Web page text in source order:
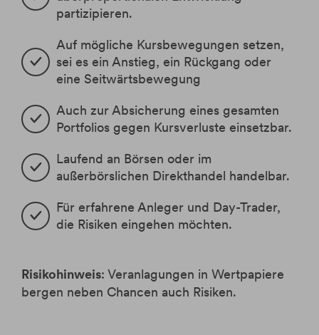
Änderung Rateneinzugskonto
Hebelprodukte
Börsenhandel
Direkthandel
Investmentrechner
Wertpapier Blog
Steuerinformationen
eBanking Login
partizipieren.
Auf mögliche Kursbewegungen setzen,
sei es ein Anstieg, ein Rückgang oder
eine Seitwärtsbewegung
Auch zur Absicherung eines gesamten
Portfolios gegen Kursverluste einsetzbar.
Laufend an Börsen oder im
außerbörslichen Direkthandel handelbar.
Für erfahrene Anleger und Day-Trader,
die Risiken eingehen möchten.
Risikohinweis: Veranlagungen in Wertpapiere
bergen neben Chancen auch Risiken.